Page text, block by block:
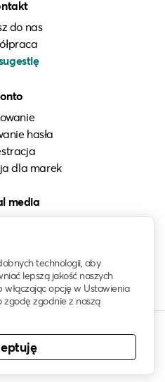
technologii, aby
lepszą jakość naszych
włączając opcję w Ustawienia
zgodę zgodnie z naszą
do nas
hasła
dla marek
media
prawa zastrzeżone. Znak
znakiem towarowym.